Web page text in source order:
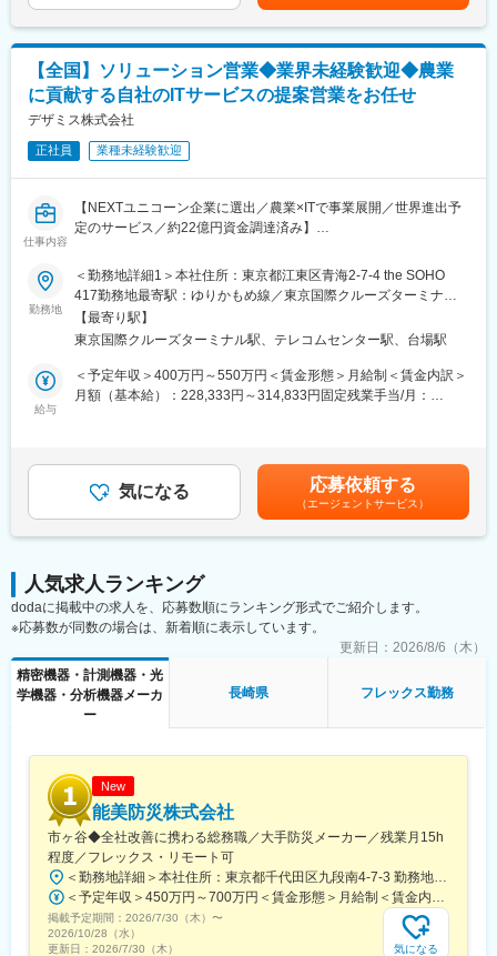
用
を全額支給します。研修期間中は赴任手当も支給します
■関西圏で経験を積みたい方や、将来的に長崎に戻りたい方は、本
社採用枠で歓迎いたします
■マイカー通勤 ※駐車場はありません。近隣の駐車場を各自で契
約してください
＜取扱製品＞
医療用レーザー機器、紫外線治療器、赤外線治療器、冷却療法用
装置等
■営業スタイル：
既存クリニックとのやり取りがメインになります。事前にアポイ
ントを取って訪問し、ヒアリングにてクリニックのニーズを掴
み、新製品の情報提供や提案営業を行います。また、学会・セミ
ナーへの出展も積極的に行い、その場で興味を持っていただいた
ドクターとのコネクションを作り、商談に繋げていきます。「与
要望に真摯に向き合い、常に最新で最適な商品を提供する知識と
提案力が求められるため、自社製品にとどまらず、他社や業界に
ついての幅広い引き出しを持つことが重要です。
九州支店の担当エリアは九州全域、沖縄、山口県です。社員ごと
とした働き方です。
週に1度程度ミーティングがあり、その際は九州支店（長崎県諫早
九州支店 営業課では課長（支店長）男性2名、女性1名が在籍し
ています。
九州支店には、他に執行役員2名（営業本部長、九州製造所長）、
50代男性）が就業しており、穏やかな人柄の社員が多いのが特徴
です。
■当社の魅力：
美容医療業界のリーディングカンパニーとして、最先端の医療機
器を幅広く取り扱うだけでなく、様々なジャンルのトレンドにも
チャレンジし続けています。
業績によって特別賞与あり賃金はあくまでも目安の金額であり、
選考を通じて上下する可能性があります。月給(月額)は固定手当を
含めた表記です。
【全国】ソリューション営業◆業界未経験歓迎◆農業
に貢献する自社のITサービスの提案営業をお任せ
デザミス株式会社
正社員 業種未経験歓迎
仕事内容
【NEXTユニコーン企業に選出／農業×ITで事業展開／世界進出予
定のサービス／約22億円資金調達済み】
■仕事概要
資金調達約22億円を調達したプロダクトを商材として扱い、全国
の牧場を対象にソリューション営業を行います。全国にシェアを
誇る＆多くのメディアでも紹介された革新的なプロダクト：U-
motionを軸とした提案型の営業スタイルで、ご自身の営業力と戦
略立案能力UPに繋がります。今回の募集ポジションは単なる物売
りをする営業ではなく、牧場農家の経営課題に切り込み、社内外
所と連携を取りながら全体的な営業戦略の立案業務を実施するこ
ともできます。
（１）社会貢献に携われるサービスであること
（２）一定の経験を積んだ後は、営業戦略を立てる側に。
今回募集している畜産農家を対象とした社内と連携を取りながら
自由度の高い提案ができるソリューション営業です。
そして磨いたあとは、セールスチーム全体の営業戦略を立てるポ
ジションについて頂き、部署を超えた存在として文字通り組織の
コアメンバーとして日本そして世界に展開する会社の立役者に将
サービスの提案営業をお任せします。
・酪農家や肥育牛農家に向け、農業自社ITサービスの提案・導入
・業務提携をしている大手飼料メーカーと信頼関係構築
・営業、販売戦略の立案および運用ならびに関係部署と連携した
営業推進
・営業所の課題抽出および販売戦略立案
・社内の情報共有の活性化（営業所内、営業所間）
・既存顧客の要望事項の対応検討および実施（CS向上）に関する
マネジメント業務
勤務地
＜勤務地詳細1＞本社住所：東京都江東区青海2-7-4 the SOHO
417勤務地最寄駅：ゆりかもめ線／東京国際クルーズターミナル
駅受動喫煙対策：屋内全面禁煙＜勤務地詳細2＞顧客先（全国エリ
ア）住所：東京都等、全国エリア 受動喫煙対策：屋内全面禁煙変
【最寄り駅】
東京国際クルーズターミナル駅、テレコムセンター駅、台場駅
給与
＜予定年収＞400万円～550万円＜賃金形態＞月給制＜賃金内訳＞
月額（基本給）：228,333円～314,833円固定残業手当/月：
経験・能力を考慮して決定いたします。賃金はあくまでも目安の
金額であり、選考を通じて上下する可能性があります。月給(月額)
は固定手当を含めた表記です。
気になる 応募依頼する
（エージェントサービス）
人気求人ランキング
dodaに掲載中の求人を、応募数順にランキング形式でご紹介します。
※応募数が同数の場合は、新着順に表示しています。
更新日： 2026/8/6（木）
精密機器・計測機器・光
学機器・分析機器メーカ
ー
長崎県 フレックス勤務
New
能美防災株式会社
市ヶ谷◆全社改善に携わる総務職／大手防災メーカー／残業月15h
程度／フレックス・リモート可
＜勤務地詳細＞本社住所：東京都千代田区九段南4-7-3 勤務地最寄駅：東京メトロ南北線、有楽町線／市ケ谷駅受動喫煙対策：屋内全面禁煙変更の範囲：会社の定める事業所（リモートワーク含む）
＜予定年収＞450万円～700万円＜賃金形態＞月給制＜賃金内訳＞月額（基本給）：230,000円～467,000円＜月給＞230,000円～467,000円＜昇給有無＞有＜残業手当＞有＜給与補足＞※スキルを考慮のうえ、決定します。※賞与平均5.8～6ヶ月分賃金はあくまでも目安の金額であり、選考を通じて上下する可能性があります。月給(月額)は固定手当を含めた表記です。
掲載予定期間： 2026/7/30（木） 〜
2026/10/28（水）
更新日： 2026/7/30（木） 気になる